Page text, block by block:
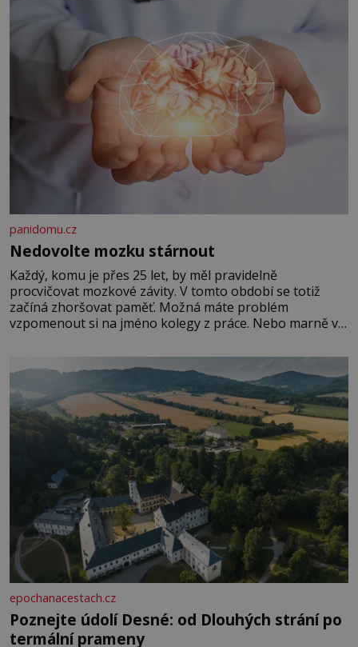
panidomu.cz
Nedovolte mozku stárnout
Každý, komu je přes 25 let, by měl pravidelně
procvičovat mozkové závity. V tomto období se totiž
začíná zhoršovat paměť. Možná máte problém
vzpomenout si na jméno kolegy z práce. Nebo marně v
Je to opravdu tak, s věkem jako kdyby se paměť
rozhodla stávkovat. Cvičte
epochanacestach.cz
Poznejte údolí Desné: od Dlouhých strání po
termální prameny